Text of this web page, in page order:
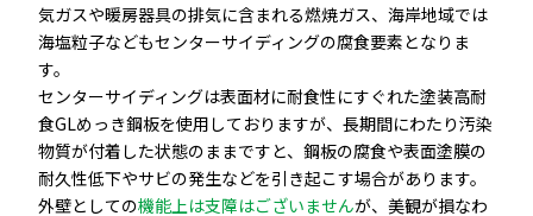
気ガスや暖房器具の排気に含まれる燃焼ガス、海岸地域では
海塩粒子などもセンターサイディングの腐食要素となりま
す。
センターサイディングは表面材に耐食性にすぐれた塗装高耐
食GLめっき鋼板を使用しておりますが、長期間にわたり汚染
物質が付着した状態のままですと、鋼板の腐食や表面塗膜の
耐久性低下やサビの発生などを引き起こす場合があります。
外壁としての機能上は支障はございませんが、美観が損なわ